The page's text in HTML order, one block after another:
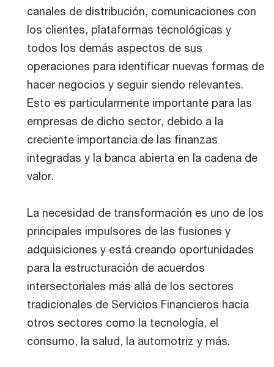
canales de distribución, comunicaciones con
los clientes, plataformas tecnológicas y
todos los demás aspectos de sus
operaciones para identificar nuevas formas de
hacer negocios y seguir siendo relevantes.
Esto es particularmente importante para las
empresas de dicho sector, debido a la
creciente importancia de las finanzas
integradas y la banca abierta en la cadena de
valor.
La necesidad de transformación es uno de los
principales impulsores de las fusiones y
adquisiciones y está creando oportunidades
para la estructuración de acuerdos
intersectoriales más allá de los sectores
tradicionales de Servicios Financieros hacia
otros sectores como la tecnología, el
consumo, la salud, la automotriz y más.